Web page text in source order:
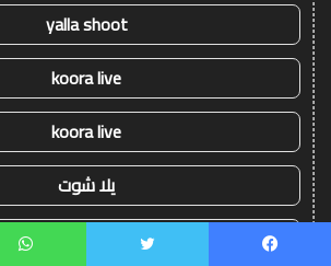
yalla shoot
koora live
koora live
يلا شوت